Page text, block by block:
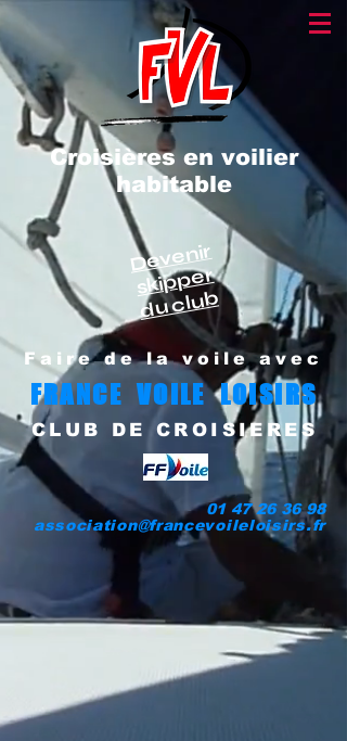
Croisières en voilier
habitable
Devenir
skipper
du club
Faire de la voile avec
FRANCE VOILE LOISIRS
CLUB DE CROISIERES
01 47 26 36 98
association@francevoileloisirs.fr